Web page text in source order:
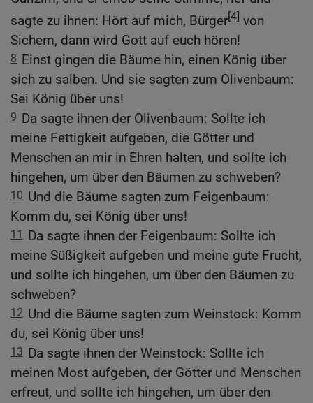
sagte zu ihnen: Hört auf mich, Bürger[4] von
Sichem, dann wird Gott auf euch hören!
8 Einst gingen die Bäume hin, einen König über
sich zu salben. Und sie sagten zum Olivenbaum:
Sei König über uns!
9 Da sagte ihnen der Olivenbaum: Sollte ich
meine Fettigkeit aufgeben, die Götter und
Menschen an mir in Ehren halten, und sollte ich
hingehen, um über den Bäumen zu schweben?
10 Und die Bäume sagten zum Feigenbaum:
Komm du, sei König über uns!
11 Da sagte ihnen der Feigenbaum: Sollte ich
meine Süßigkeit aufgeben und meine gute Frucht,
und sollte ich hingehen, um über den Bäumen zu
schweben?
12 Und die Bäume sagten zum Weinstock: Komm
du, sei König über uns!
13 Da sagte ihnen der Weinstock: Sollte ich
meinen Most aufgeben, der Götter und Menschen
erfreut, und sollte ich hingehen, um über den